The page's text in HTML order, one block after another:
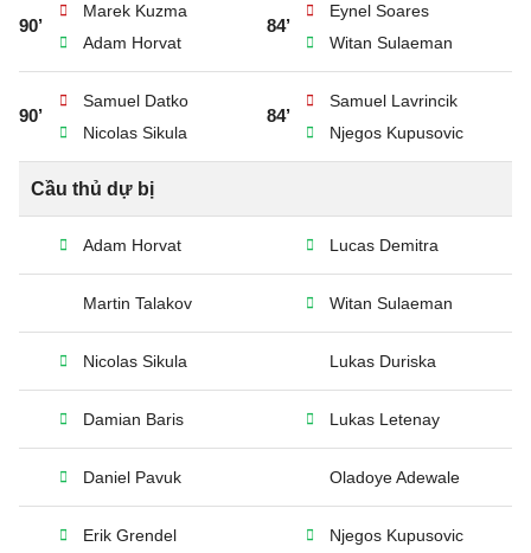
90’
Marek Kuzma
Adam Horvat
84’
Eynel Soares
Witan Sulaeman
90’
Samuel Datko
Nicolas Sikula
84’
Samuel Lavrincik
Njegos Kupusovic
Cầu thủ dự bị
Adam Horvat Lucas Demitra
Martin Talakov Witan Sulaeman
Nicolas Sikula Lukas Duriska
Damian Baris Lukas Letenay
Daniel Pavuk Oladoye Adewale
Erik Grendel Njegos Kupusovic